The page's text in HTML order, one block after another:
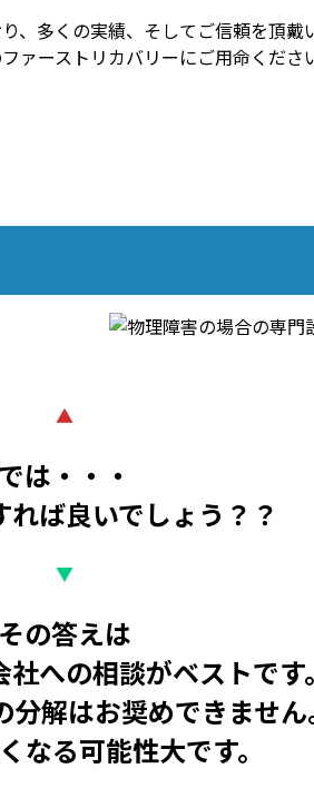
、多くの実績、そしてご信頼を頂戴
ァーストリカバリーにご用命くださ
▲
では・・・
れば良いでしょう？？
▼
その答えは
への相談がベストです
分解はお奨めできませ
なる可能性大です。